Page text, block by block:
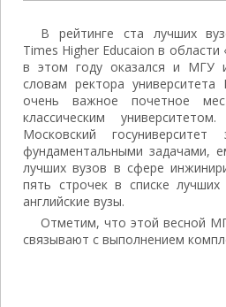
В рейтинге ста лучших
Times Higher Educaion в
в этом году оказался и
словам ректора
очень важное почетное
классическим
Московский
фундаментальными задачами,
лучших вузов в сфере
пять строчек в списке
английские вузы.
Отметим, что этой весной
связывают с выполнением